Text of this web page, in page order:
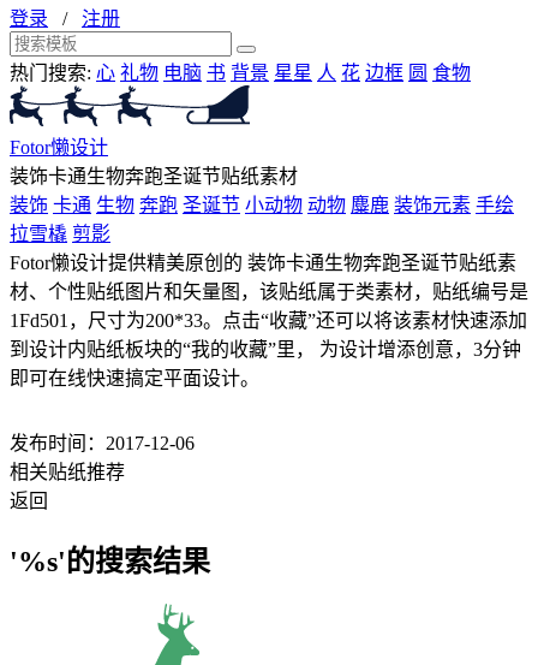
登录 / 注册
热门搜索: 心 礼物 电脑 书 背景 星星 人 花 边框 圆 食物
Fotor懒设计
装饰卡通生物奔跑圣诞节贴纸素材
装饰 卡通 生物 奔跑 圣诞节 小动物 动物 麋鹿 装饰元素 手绘
拉雪橇 剪影
Fotor懒设计提供精美原创的 装饰卡通生物奔跑圣诞节贴纸素
材、个性贴纸图片和矢量图，该贴纸属于类素材，贴纸编号是
1Fd501，尺寸为200*33。点击“收藏”还可以将该素材快速添加
到设计内贴纸板块的“我的收藏”里， 为设计增添创意，3分钟
即可在线快速搞定平面设计。
发布时间：2017-12-06
相关贴纸推荐
返回
'%s'的搜索结果